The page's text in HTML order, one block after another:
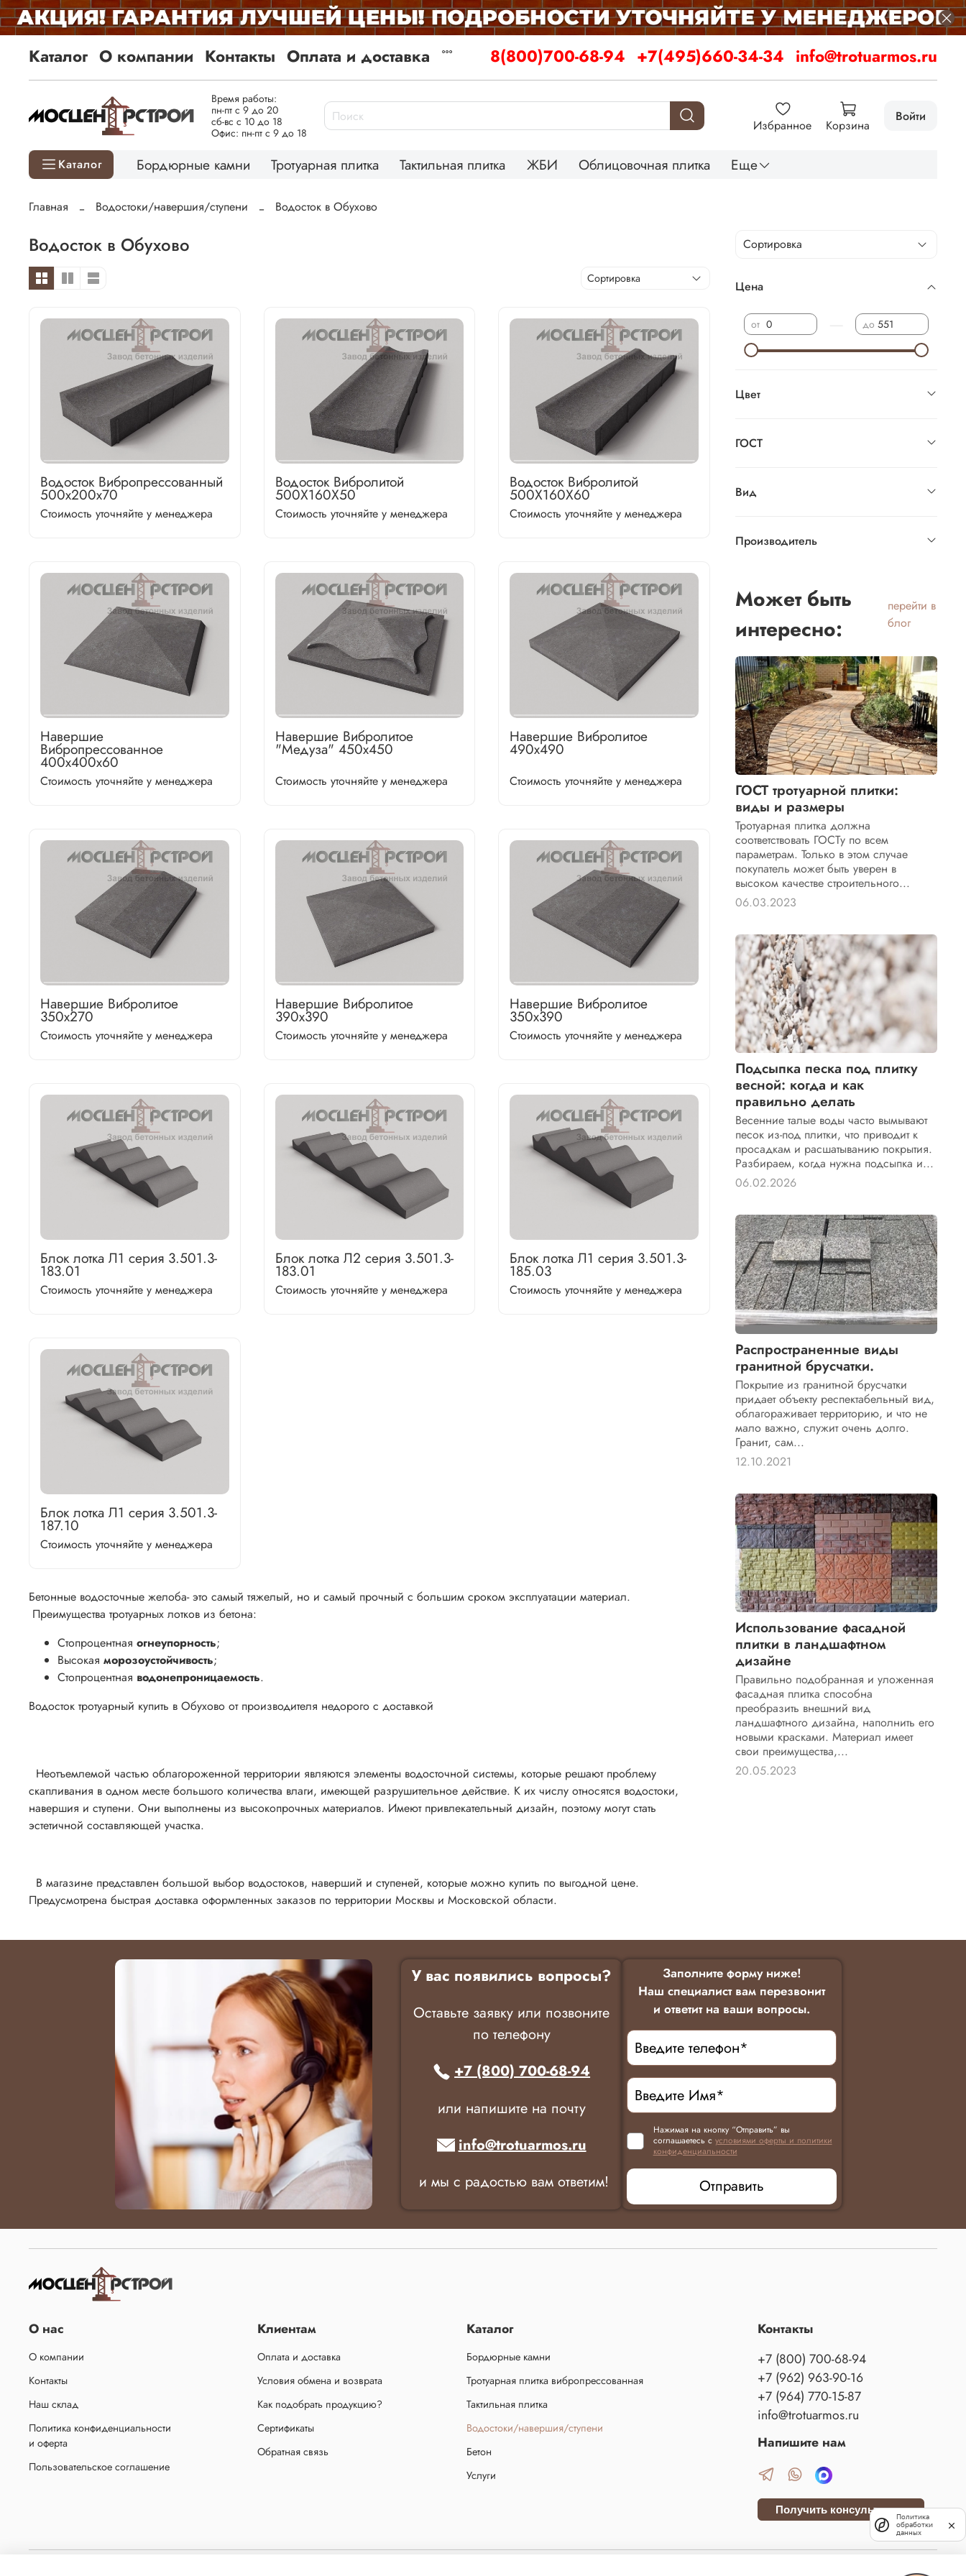
Каталог О компании Контакты Оплата и доставка 8(800)700-68-94 +7(495)660-34-34 info@trotuarmos.ru
Время работы:
пн-пт с 9 до 20
сб-вс с 10 до 18
Офис: пн-пт с 9 до 18
Избранное Корзина
Войти
Каталог Бордюрные камни Тротуарная плитка Тактильная плитка ЖБИ Облицовочная плитка Еще
Главная Водостоки/навершия/ступени Водосток в Обухово
Водосток в Обухово
Водосток Вибропрессованный
500х200х70
Стоимость уточняйте у менеджера
Водосток Вибролитой
500Х160Х50
Стоимость уточняйте у менеджера
Водосток Вибролитой
500Х160Х60
Стоимость уточняйте у менеджера
Навершие
Вибропрессованное
400х400х60
Стоимость уточняйте у менеджера
Навершие Вибролитое
"Медуза" 450х450
Стоимость уточняйте у менеджера
Навершие Вибролитое
490х490
Стоимость уточняйте у менеджера
Навершие Вибролитое
350х270
Стоимость уточняйте у менеджера
Навершие Вибролитое
390х390
Стоимость уточняйте у менеджера
Навершие Вибролитое
350х390
Стоимость уточняйте у менеджера
Блок лотка Л1 серия 3.501.3-
183.01
Стоимость уточняйте у менеджера
Блок лотка Л2 серия 3.501.3-
183.01
Стоимость уточняйте у менеджера
Блок лотка Л1 серия 3.501.3-
185.03
Стоимость уточняйте у менеджера
Блок лотка Л1 серия 3.501.3-
187.10
Стоимость уточняйте у менеджера
Бетонные водосточные желоба-это самый тяжелый, но и самый прочный с большим сроком эксплуатации материал.
Преимущества тротуарных лотков из бетона:
Стопроцентная огнеупорность;
Высокая морозоустойчивость;
Стопроцентная водонепроницаемость.
Водосток тротуарный купить в Обухово от производителя недорого с доставкой
Неотъемлемой частью облагороженной территории являются элементы водосточной системы, которые решают проблему
скапливания в одном месте большого количества влаги, имеющей разрушительное действие. К их числу относятся водостоки,
навершия и ступени. Они выполнены из высокопрочных материалов. Имеют привлекательный дизайн, поэтому могут стать
эстетичной составляющей участка.
В магазине представлен большой выбор водостоков, наверший и ступеней, которые можно купить по выгодной цене.
Предусмотрена быстрая доставка оформленных заказов по территории Москвы и Московской области.
Цена
от до
Цвет
ГОСТ
Вид
Производитель
Может быть
интересно:
перейти в
блог
ГОСТ тротуарной плитки:
виды и размеры
Тротуарная плитка должна
соответствовать ГОСТу по всем
параметрам. Только в этом случае
покупатель может быть уверен в
высоком качестве строительного...
06.03.2023
Подсыпка песка под плитку
весной: когда и как
правильно делать
Весенние талые воды часто вымывают
песок из-под плитки, что приводит к
просадкам и расшатыванию покрытия.
Разбираем, когда нужна подсыпка и...
06.02.2026
Распространенные виды
гранитной брусчатки.
Покрытие из гранитной брусчатки
придает объекту респектабельный вид,
облагораживает территорию, и что не
мало важно, служит очень долго.
Гранит, сам...
12.10.2021
Использование фасадной
плитки в ландшафтном
дизайне
Правильно подобранная и уложенная
фасадная плитка способна
преобразить внешний вид
ландшафтного дизайна, наполнить его
новыми красками. Материал имеет
свои преимущества,...
20.05.2023
У вас появились вопросы?
Оставьте заявку или позвоните
по телефону
+7 (800) 700-68-94
или напишите на почту
info@trotuarmos.ru
и мы с радостью вам ответим!
Заполните форму ниже!
Наш специалист вам перезвонит
и ответит на ваши вопросы.
Нажимая на кнопку “Отправить” вы
соглашаетесь с условиями оферты и политики
конфиденциальности
Отправить
О нас
О компании
Контакты
Наш склад
Политика конфиденциальности
и оферта
Пользовательское соглашение
Клиентам
Оплата и доставка
Условия обмена и возврата
Как подобрать продукцию?
Сертификаты
Обратная связь
Каталог
Бордюрные камни
Тротуарная плитка вибропрессованная
Тактильная плитка
Водостоки/навершия/ступени
Бетон
Услуги
Контакты
+7 (800) 700-68-94
+7 (962) 963-90-16
+7 (964) 770-15-87
info@trotuarmos.ru
Напишите нам
Получить консультацию
Политика
обработки
данных